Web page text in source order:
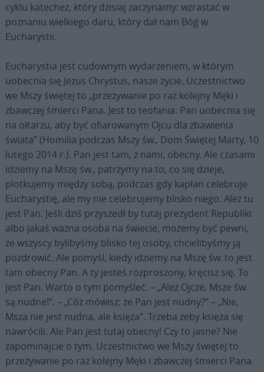
cyklu katechez, który dzisiaj zaczynamy: wzrastać w
poznaniu wielkiego daru, który dał nam Bóg w
Eucharystii.
Eucharystia jest cudownym wydarzeniem, w którym
uobecnia się Jezus Chrystus, nasze życie. Uczestnictwo
we Mszy świętej to „przeżywanie po raz kolejny Męki i
zbawczej śmierci Pana. Jest to teofania: Pan uobecnia się
na ołtarzu, aby być ofiarowanym Ojcu dla zbawienia
świata” (Homilia podczas Mszy św., Dom Świętej Marty, 10
lutego 2014 r.). Pan jest tam, z nami, obecny. Ale czasami
idziemy na Mszę św., patrzymy na to, co się dzieje,
plotkujemy między sobą, podczas gdy kapłan celebruje
Eucharystię, ale my nie celebrujemy blisko niego. Ależ tu
jest Pan. Jeśli dziś przyszedł by tutaj prezydent Republiki
albo jakaś ważna osoba na świecie, możemy być pewni,
że wszyscy bylibyśmy blisko tej osoby, chcielibyśmy ją
pozdrowić. Ale pomyśl, kiedy idziemy na Mszę św. to jest
tam obecny Pan. A ty jesteś rozproszony, kręcisz się. To
jest Pan. Warto o tym pomyśleć. – „Ależ Ojcze, Msze św.
są nudne!”. – „Cóż mówisz: że Pan jest nudny?” – „Nie,
Msza nie jest nudna, ale księża”. Trzeba żeby księża się
nawrócili. Ale Pan jest tutaj obecny! Czy to jasne? Nie
zapominajcie o tym. Uczestnictwo we Mszy świętej to
przeżywanie po raz kolejny Męki i zbawczej śmierci Pana.